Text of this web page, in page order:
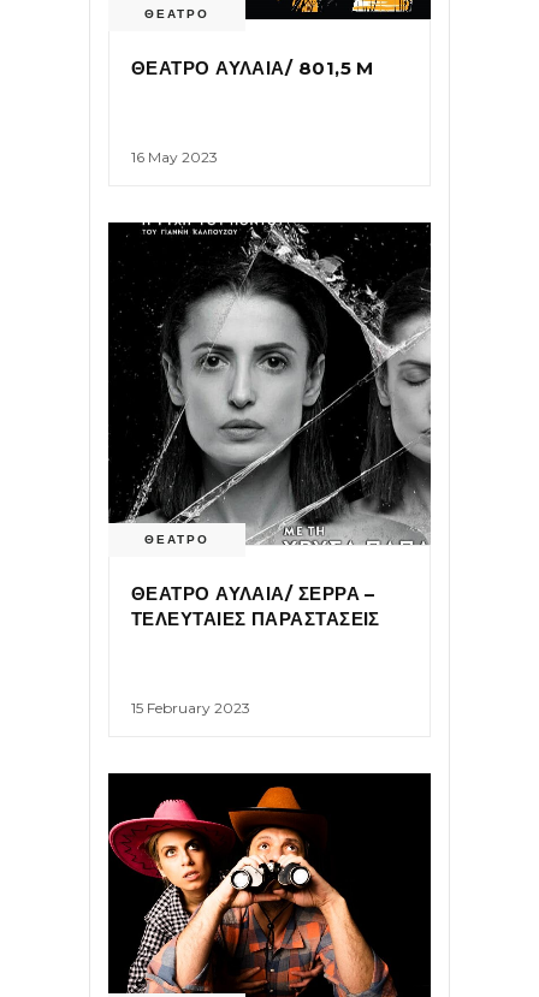
ΘΕΑΤΡΟ
ΘΕΑΤΡΟ ΑΥΛΑΙΑ/ 801,5 M
16 May 2023
ΘΕΑΤΡΟ
ΘΕΑΤΡΟ ΑΥΛΑΙΑ/ ΣΕΡΡΑ –
ΤΕΛΕΥΤΑΙΕΣ ΠΑΡΑΣΤΑΣΕΙΣ
15 February 2023